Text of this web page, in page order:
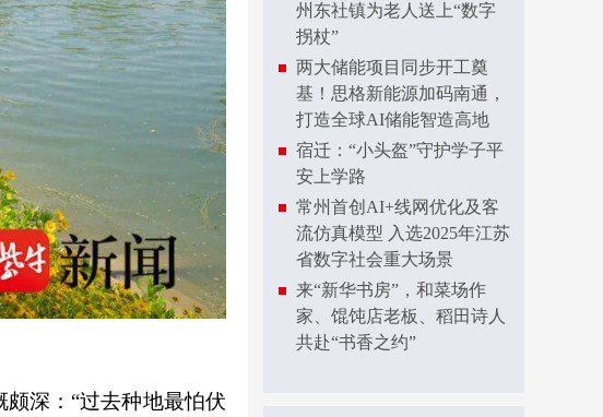
深：“过去种地最怕伏
州东社镇为老人送上“数字
拐杖”
两大储能项目同步开工奠
基！思格新能源加码南通，
打造全球AI储能智造高地
宿迁：“小头盔”守护学子平
安上学路
常州首创AI+线网优化及客
流仿真模型 入选2025年江苏
省数字社会重大场景
来“新华书房”，和菜场作
家、馄饨店老板、稻田诗人
共赴“书香之约”